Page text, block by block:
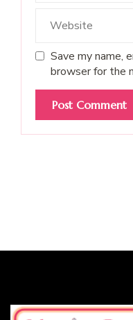
Save my name,
browser for the